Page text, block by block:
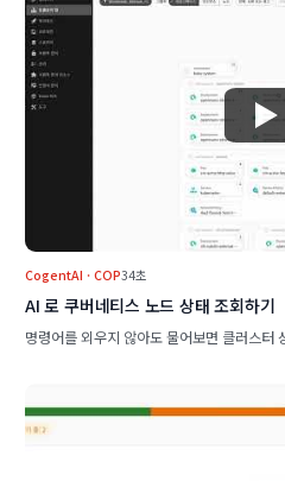
CogentAI · COP34초
AI 로 쿠버네티스 노드 상태 조회하기
명령어를 외우지 않아도 물어보면 클러스터